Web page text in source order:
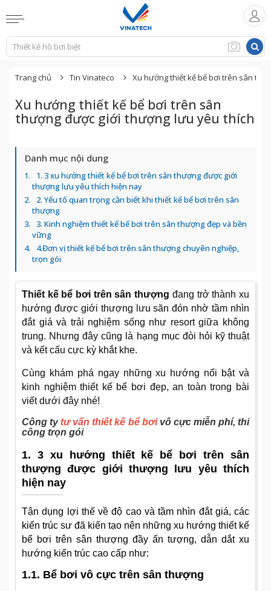
Trang chủ Tin Vinateco Xu hướng thiết kế bể bơi trên sân
Xu hướng thiết kế bể bơi trên sân
thượng được giới thượng lưu yêu thích
Danh mục nội dung
1. 3 xu hướng thiết kế bể bơi trên sân thượng được giới
thượng lưu yêu thích hiện nay
2. Yếu tố quan trọng cần biết khi thiết kế bể bơi trên sân
thượng
3. Kinh nghiệm thiết kế bể bơi trên sân thượng đẹp và bền
vững
4.Đơn vị thiết kế bể bơi trên sân thượng chuyên nghiệp,
trọn gói
Thiết kế bể bơi trên sân thượng đang trở thành xu
hướng được giới thượng lưu săn đón nhờ tầm nhìn
đắt giá và trải nghiệm sống như resort giữa không
trung. Nhưng đây cũng là hạng mục đòi hỏi kỹ thuật
và kết cấu cực kỳ khắt khe.
Cùng khám phá ngay những xu hướng nổi bật và
kinh nghiệm thiết kế bể bơi đẹp, an toàn trong bài
viết dưới đây nhé!
Công tytư vấn thiết kế bể bơi vô cực miễn phí, thi
công trọn gói
1. 3 xu hướng thiết kế bể bơi trên sân
thượng được giới thượng lưu yêu thích
hiện nay
Tận dụng lợi thế về độ cao và tầm nhìn đắt giá, các
kiến trúc sư đã kiến tạo nên những xu hướng thiết kế
bể bơi trên sân thượng đầy ấn tượng, dẫn dắt xu
hướng kiến trúc cao cấp như:
1.1. Bể bơi vô cực trên sân thượng